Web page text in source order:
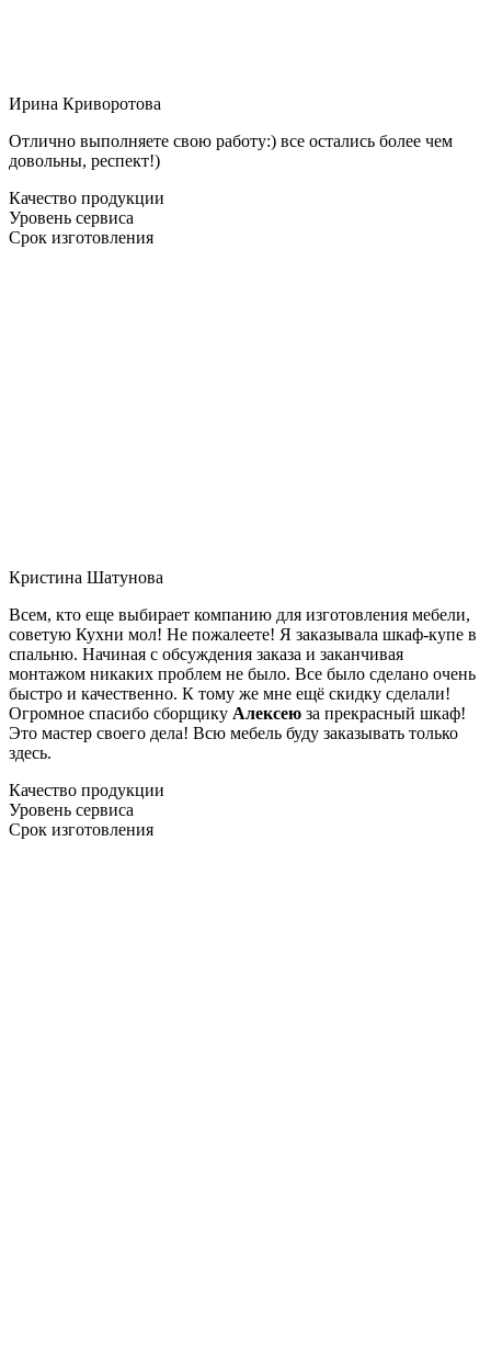
Ирина Криворотова
Отлично выполняете свою работу:) все остались более чем
довольны, респект!)
Качество продукции
Уровень сервиса
Срок изготовления
Кристина Шатунова
Всем, кто еще выбирает компанию для изготовления мебели,
советую Кухни мол! Не пожалеете! Я заказывала шкаф-купе в
спальню. Начиная с обсуждения заказа и заканчивая
монтажом никаких проблем не было. Все было сделано очень
быстро и качественно. К тому же мне ещё скидку сделали!
Огромное спасибо сборщику Алексею за прекрасный шкаф!
Это мастер своего дела! Всю мебель буду заказывать только
здесь.
Качество продукции
Уровень сервиса
Срок изготовления